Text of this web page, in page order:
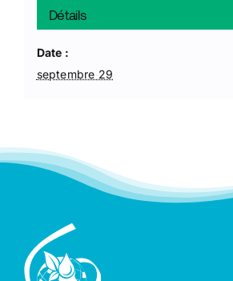
Détails
Date :
septembre 29